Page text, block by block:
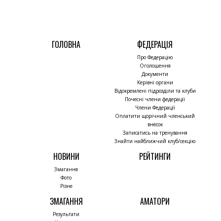
ГОЛОВНА ФЕДЕРАЦІЯ
Про Федерацію
Оголошення
Документи
Керівні органи
Відокремлені підрозділи та клуби
Почесні члени федерації
Члени Федерації
Оплатити щорічний членський
внесок
Записатись на тренування
Знайти найближчий клуб/секцію
НОВИНИ
Змагання
Фото
Різне
РЕЙТИНГИ
ЗМАГАННЯ
Результати
АМАТОРИ